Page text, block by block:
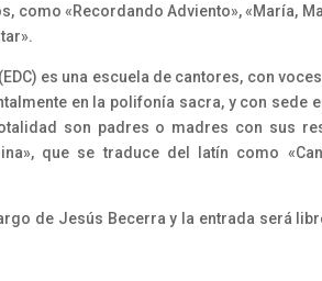
como «Recordando Adviento», «María,
es una escuela de cantores, con
en la polifonía sacra, y con sede
son padres o madres con sus
que se traduce del latín como
de Jesús Becerra y la entrada será